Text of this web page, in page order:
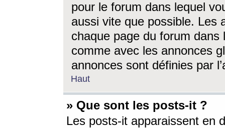
pour le forum dans lequel
aussi vite que possible. Les
chaque page du forum dans
comme avec les annonces
annonces sont définies par
Haut
» Que sont les posts-it ?
Les posts-it apparaissent en